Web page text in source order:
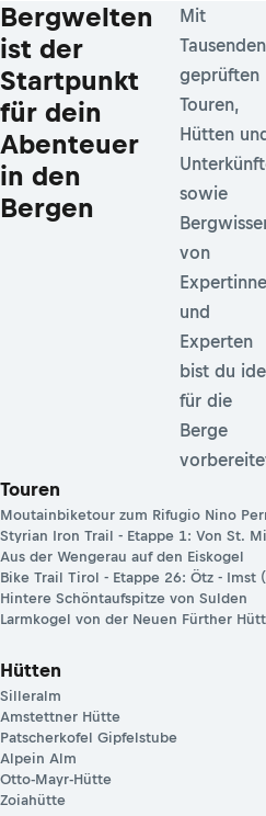
Bergwelten
ist der
Startpunkt
für dein
Abenteuer
in den
Bergen
Mit
Tausenden
geprüften
Touren,
Hütten
sowie
von
und
Experten
bist du
für die
Berge
Touren
Moutainbiketour zum Rifugio Nino
Styrian Iron Trail - Etappe 1: Von St.
Aus der Wengerau auf den Eiskogel
Bike Trail Tirol - Etappe 26: Ötz - Imst
Hintere Schöntaufspitze von Sulden
Larmkogel von der Neuen Fürther
Hütten
Silleralm
Amstettner Hütte
Patscherkofel Gipfelstube
Alpein Alm
Otto-Mayr-Hütte
Zoiahütte